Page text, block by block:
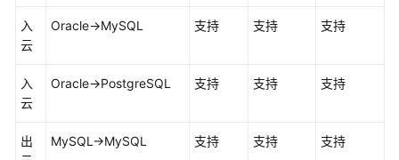
入
云
Oracle->MySQL 支持 支持 支持
入
云
Oracle->PostgreSQL 支持 支持 支持
出
MySQL->MySQL 支持 支持 支持